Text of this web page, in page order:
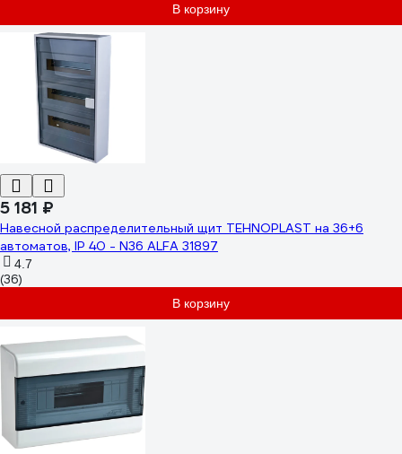
В корзину
5 181 ₽
Навесной распределительный щит TEHNOPLAST на 36+6
автоматов, IP 40 - N36 ALFA 31897
4.7
(36)
В корзину